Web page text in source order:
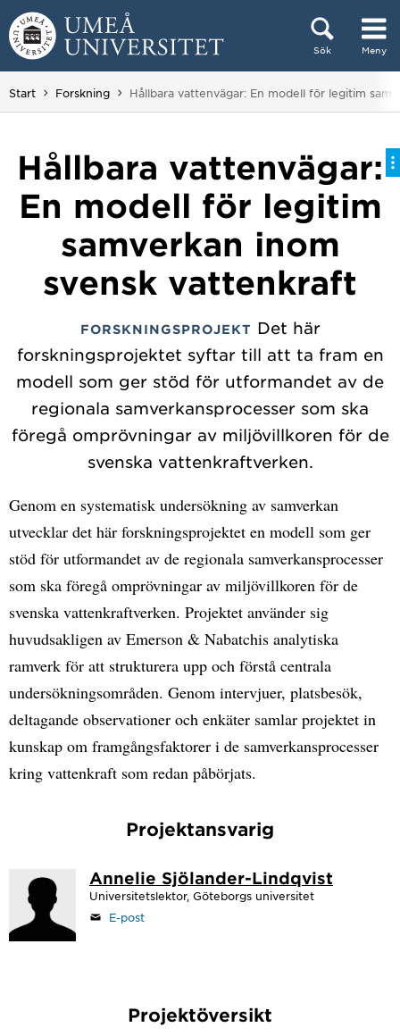
Hoppa direkt till innehållet
Sök Meny
Huvudmenyn dold.
Start Forskning Du är här:
Hållbara vattenvägar: En modell för legitim
Hållbara vattenvägar:
En modell för legitim
samverkan inom
svensk vattenkraft
FORSKNINGSPROJEKT Det här
forskningsprojektet syftar till att ta fram en
modell som ger stöd för utformandet av de
regionala samverkansprocesser som ska
föregå omprövningar av miljövillkoren för de
svenska vattenkraftverken.
Genom en systematisk undersökning av samverkan
utvecklar det här forskningsprojektet en modell som ger
stöd för utformandet av de regionala samverkansprocesser
som ska föregå omprövningar av miljövillkoren för de
svenska vattenkraftverken. Projektet använder sig
huvudsakligen av Emerson & Nabatchis analytiska
ramverk för att strukturera upp och förstå centrala
undersökningsområden. Genom intervjuer, platsbesök,
deltagande observationer och enkäter samlar projektet in
kunskap om framgångsfaktorer i de samverkansprocesser
kring vattenkraft som redan påbörjats.
Projektansvarig
Annelie Sjölander-Lindqvist
Universitetslektor, Göteborgs universitet
E-post
Projektöversikt